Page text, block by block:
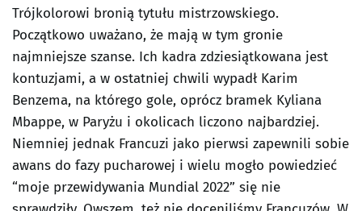
Trójkolorowi bronią tytułu mistrzowskiego.
Początkowo uważano, że mają w tym gronie
najmniejsze szanse. Ich kadra zdziesiątkowana jest
kontuzjami, a w ostatniej chwili wypadł Karim
Benzema, na którego gole, oprócz bramek Kyliana
Mbappe, w Paryżu i okolicach liczono najbardziej.
Niemniej jednak Francuzi jako pierwsi zapewnili sobie
awans do fazy pucharowej i wielu mogło powiedzieć
“moje przewidywania Mundial 2022” się nie